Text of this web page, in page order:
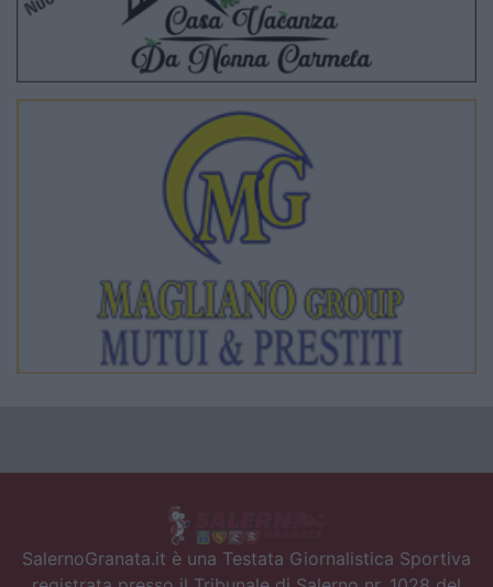
SalernoGranata.it è una Testata Giornalistica Sportiva